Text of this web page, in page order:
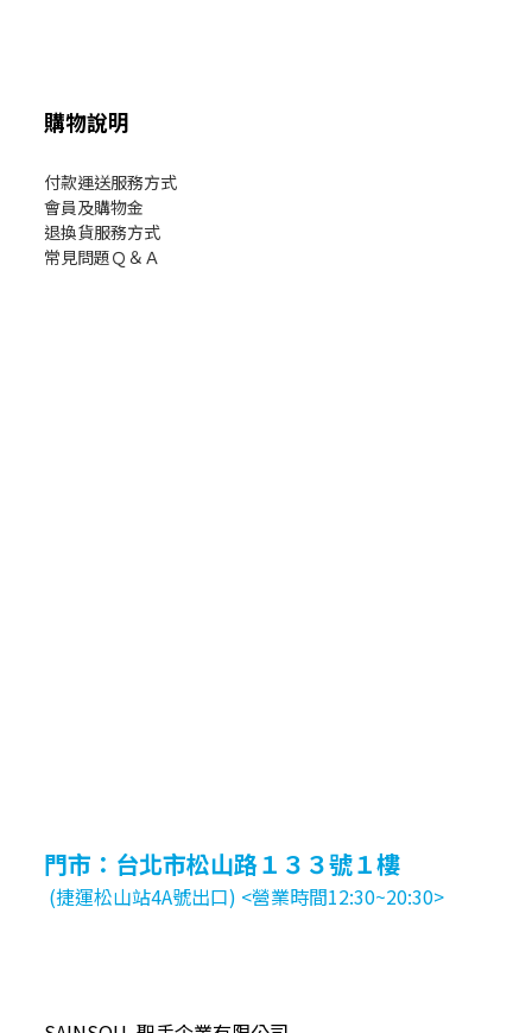
購物說明
付款運送服務方式
會員及購物金
退換貨服務方式
常見問題Ｑ＆Ａ
門市：台北市松山路１３３號１樓
(捷運松山站4A號出口) <營業時間12:30~20:30>